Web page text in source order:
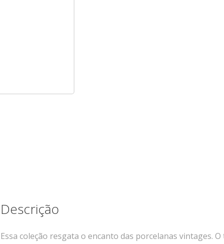
Descrição
Essa coleção resgata o encanto das porcelanas vintages.